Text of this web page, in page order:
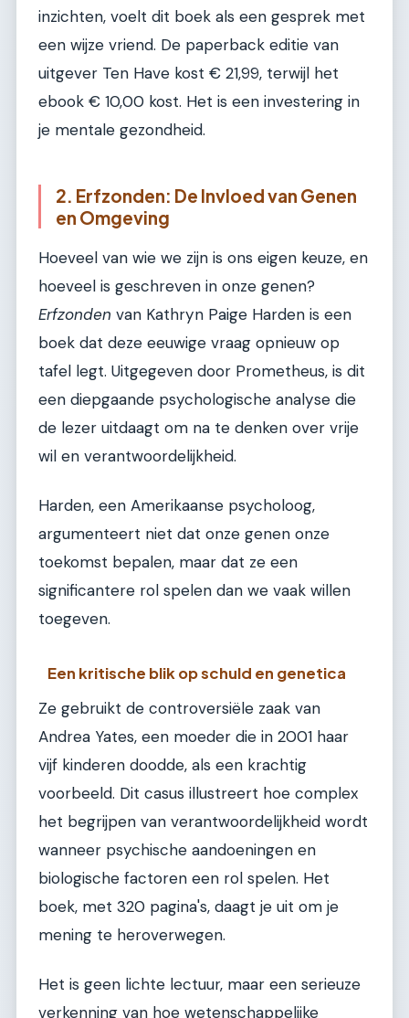
inzichten, voelt dit boek als een gesprek met
een wijze vriend. De paperback editie van
uitgever Ten Have kost € 21,99, terwijl het
ebook € 10,00 kost. Het is een investering in
je mentale gezondheid.
2. Erfzonden: De Invloed van Genen
en Omgeving
Hoeveel van wie we zijn is ons eigen keuze, en
hoeveel is geschreven in onze genen?
Erfzonden van Kathryn Paige Harden is een
boek dat deze eeuwige vraag opnieuw op
tafel legt. Uitgegeven door Prometheus, is dit
een diepgaande psychologische analyse die
de lezer uitdaagt om na te denken over vrije
wil en verantwoordelijkheid.
Harden, een Amerikaanse psycholoog,
argumenteert niet dat onze genen onze
toekomst bepalen, maar dat ze een
significantere rol spelen dan we vaak willen
toegeven.
Een kritische blik op schuld en genetica
Ze gebruikt de controversiële zaak van
Andrea Yates, een moeder die in 2001 haar
vijf kinderen doodde, als een krachtig
voorbeeld. Dit casus illustreert hoe complex
het begrijpen van verantwoordelijkheid wordt
wanneer psychische aandoeningen en
biologische factoren een rol spelen. Het
boek, met 320 pagina's, daagt je uit om je
mening te heroverwegen.
Het is geen lichte lectuur, maar een serieuze
verkenning van hoe wetenschappelijke